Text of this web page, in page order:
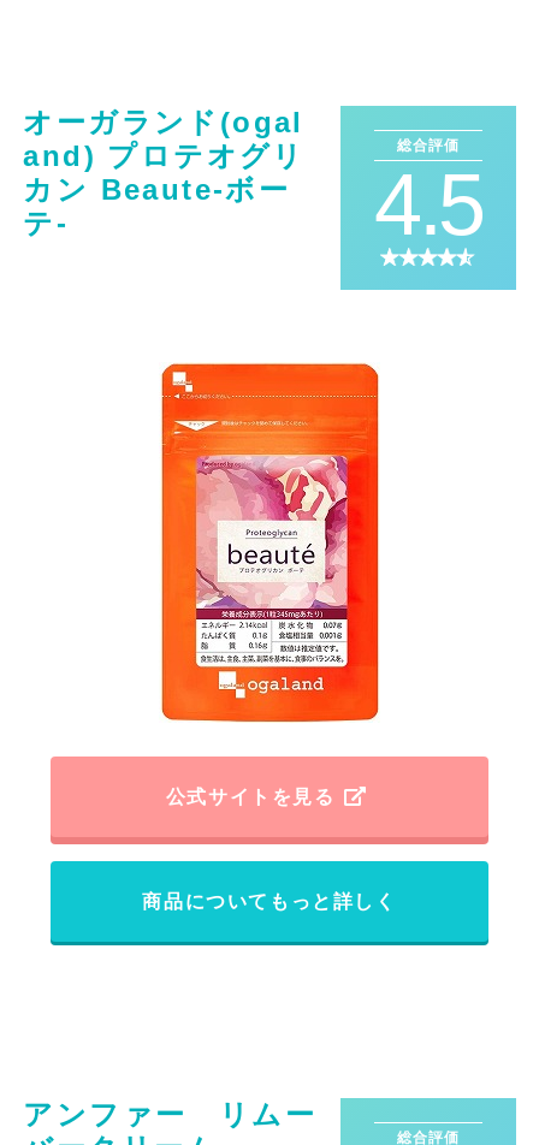
オーガランド(ogal
and) プロテオグリ
カン Beaute-ボー
テ-
総合評価
4.5
公式サイトを見る
商品についてもっと詳しく
アンファー リムー
総合評価